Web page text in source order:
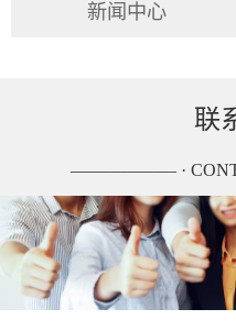
新闻中心
联
—————— ·